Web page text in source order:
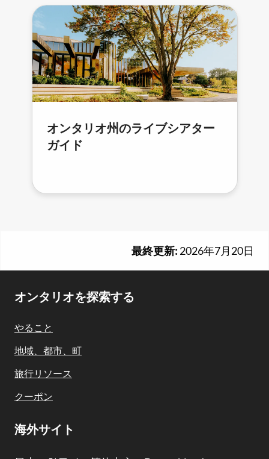
オンタリオ州のライブシアター
ガイド
最終更新: 2026年7月20日
Footer
Navigation
オンタリオを探索する
やること
地域、都市、町
旅行リソース
クーポン
海外サイト